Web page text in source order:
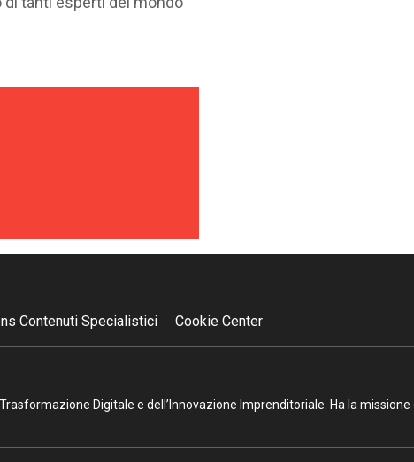
Contenuti Specialistici Cookie Center
Digitale e dell’Innovazione Imprenditoriale. Ha la